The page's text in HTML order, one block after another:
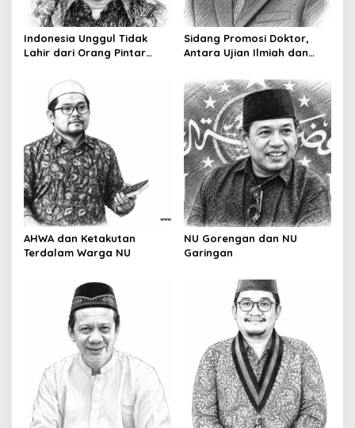
o
n
Indonesia Unggul Tidak
Lahir dari Orang Pintar
Sidang Promosi Doktor,
Antara Ujian Ilmiah dan
AHWA dan Ketakutan
Terdalam Warga NU
NU Gorengan dan NU
Garingan